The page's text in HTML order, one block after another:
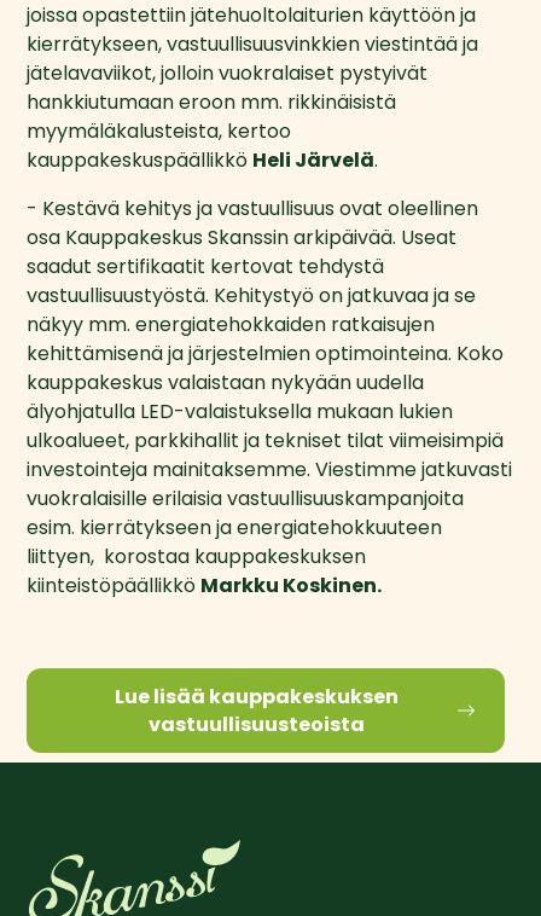
joissa opastettiin jätehuoltolaiturien käyttöön ja
kierrätykseen, vastuullisuusvinkkien viestintää ja
jätelavaviikot, jolloin vuokralaiset pystyivät
hankkiutumaan eroon mm. rikkinäisistä
myymäläkalusteista, kertoo
kauppakeskuspäällikkö Heli Järvelä.
- Kestävä kehitys ja vastuullisuus ovat oleellinen
osa Kauppakeskus Skanssin arkipäivää. Useat
saadut sertifikaatit kertovat tehdystä
vastuullisuustyöstä. Kehitystyö on jatkuvaa ja se
näkyy mm. energiatehokkaiden ratkaisujen
kehittämisenä ja järjestelmien optimointeina. Koko
kauppakeskus valaistaan nykyään uudella
älyohjatulla LED-valaistuksella mukaan lukien
ulkoalueet, parkkihallit ja tekniset tilat viimeisimpiä
investointeja mainitaksemme. Viestimme jatkuvasti
vuokralaisille erilaisia vastuullisuuskampanjoita
esim. kierrätykseen ja energiatehokkuuteen
liittyen,  korostaa kauppakeskuksen
kiinteistöpäällikkö Markku Koskinen.
Lue lisää kauppakeskuksen
vastuullisuusteoista